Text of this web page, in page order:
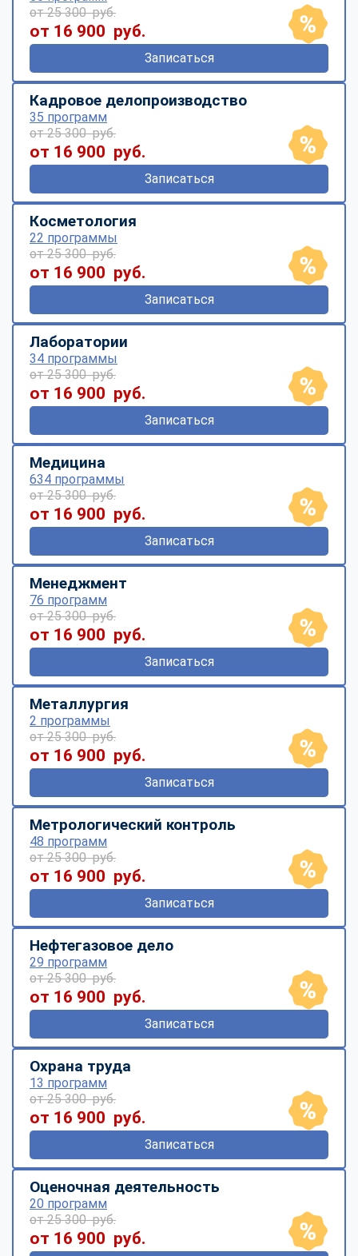
от 25 300 руб.
от 16 900 руб.
Записаться
Кадровое делопроизводство
35 программ
от 25 300 руб.
от 16 900 руб.
Записаться
Косметология
22 программы
от 25 300 руб.
от 16 900 руб.
Записаться
Лаборатории
34 программы
от 25 300 руб.
от 16 900 руб.
Записаться
Медицина
634 программы
от 25 300 руб.
от 16 900 руб.
Записаться
Менеджмент
76 программ
от 25 300 руб.
от 16 900 руб.
Записаться
Металлургия
2 программы
от 25 300 руб.
от 16 900 руб.
Записаться
Метрологический контроль
48 программ
от 25 300 руб.
от 16 900 руб.
Записаться
Нефтегазовое дело
29 программ
от 25 300 руб.
от 16 900 руб.
Записаться
Охрана труда
13 программ
от 25 300 руб.
от 16 900 руб.
Записаться
Оценочная деятельность
20 программ
от 25 300 руб.
от 16 900 руб.